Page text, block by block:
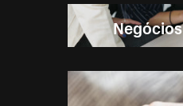
Negócios